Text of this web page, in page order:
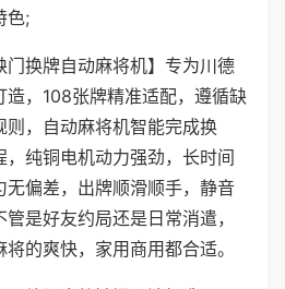
色;
门换牌自动麻将机】专为川德
造，108张牌精准适配，遵循缺
则，自动麻将机智能完成换
，纯铜电机动力强劲，长时间
无偏差，出牌顺滑顺手，静音
是好友约局还是日常消遣，
的爽快，家用商用都合适。